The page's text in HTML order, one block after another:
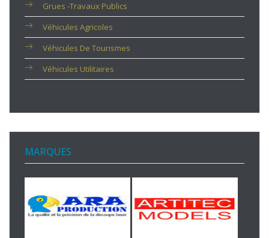
Grues -travaux Publics
Véhicules Agricoles
Véhicules De Tourismes
Véhicules Utilitaires
MARQUES